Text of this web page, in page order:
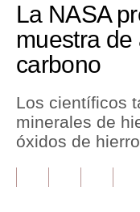
Economía
Mercados
Política
Finanzas Personales
La NASA
muestra
carbono
Los científicos
minerales de
óxidos de